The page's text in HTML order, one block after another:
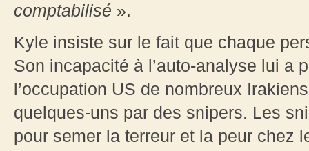
comptabilisé ».
Kyle insiste sur le fait que chaque
Son incapacité à l’auto-analyse lui a
l’occupation US de nombreux
quelques-uns par des snipers. Les
pour semer la terreur et la peur chez